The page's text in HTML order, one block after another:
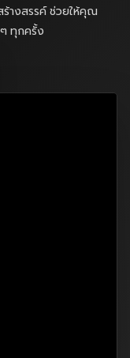
างสรรค์ ช่วยให้คุณ
ทุกครั้ง